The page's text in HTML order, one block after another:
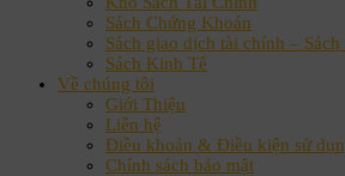
Sách Chứng Khoán
Sách giao dịch tài chính – Sách
Sách Kinh Tế
Về chúng tôi
Giới Thiệu
Liên hệ
Điều khoản & Điều kiện sử
Chính sách bảo mật